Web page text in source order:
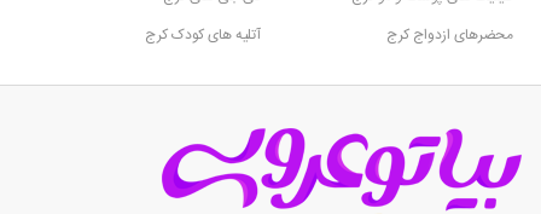
محضرهای ازدواج کرج
آتلیه های کودک کرج